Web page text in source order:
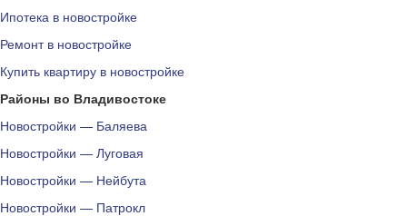
Ипотека в новостройке
Ремонт в новостройке
Купить квартиру в новостройке
Районы во Владивостоке
Новостройки — Баляева
Новостройки — Луговая
Новостройки — Нейбута
Новостройки — Патрокл